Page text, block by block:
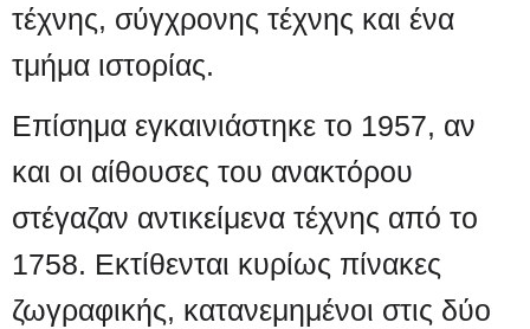
τ
η
ν
ο
ή
ν
α
ν
ή
τ
τέχνης, σύγχρονης τέχνης και ένα
τμήμα ιστορίας.
Επίσημα εγκαινιάστηκε το 1957, αν
και οι αίθουσες του ανακτόρου
στέγαζαν αντικείμενα τέχνης από το
1758. Εκτίθενται κυρίως πίνακες
ζωγραφικής, κατανεμημένοι στις δύο